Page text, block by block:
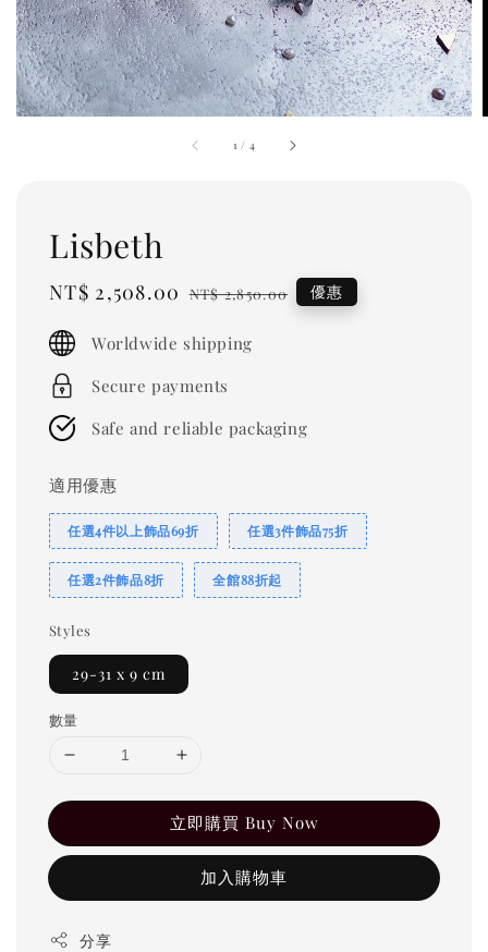
1 / 4
Lisbeth
Sale
NT$ 2,508.00 Regular
NT$ 2,850.00 優惠
Worldwide shipping
Secure payments
Safe and reliable packaging
適用優惠
任選4件以上飾品69折 任選3件飾品75折
任選2件飾品8折 全館88折起
Styles
29-31 x 9 cm
數量
立即購買 Buy Now
加入購物車
分享